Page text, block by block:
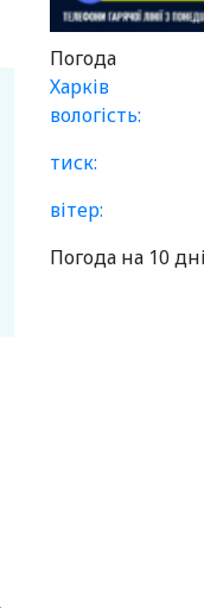
Погода
Харків
вологість:
тиск:
вітер:
Погода на 10